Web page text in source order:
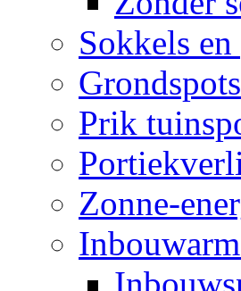
Sokkels en
Grondspots
Prik
Zonne-